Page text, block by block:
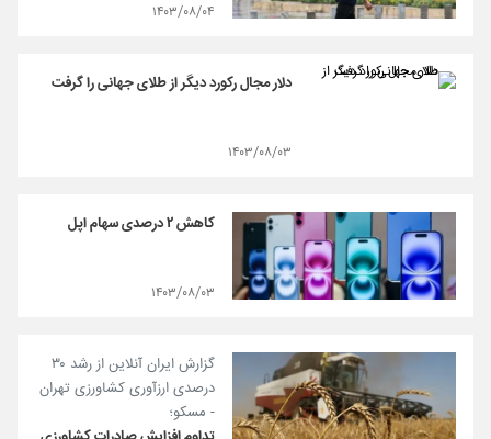
۱۴۰۳/۰۸/۰۴
دلار مجال رکورد دیگر از طلای جهانی را گرفت
۱۴۰۳/۰۸/۰۳
کاهش ۲ درصدی سهام اپل
۱۴۰۳/۰۸/۰۳
گزارش ایران آنلاین از رشد ۳۰
درصدی ارزآوری کشاورزی تهران
- مسکو؛